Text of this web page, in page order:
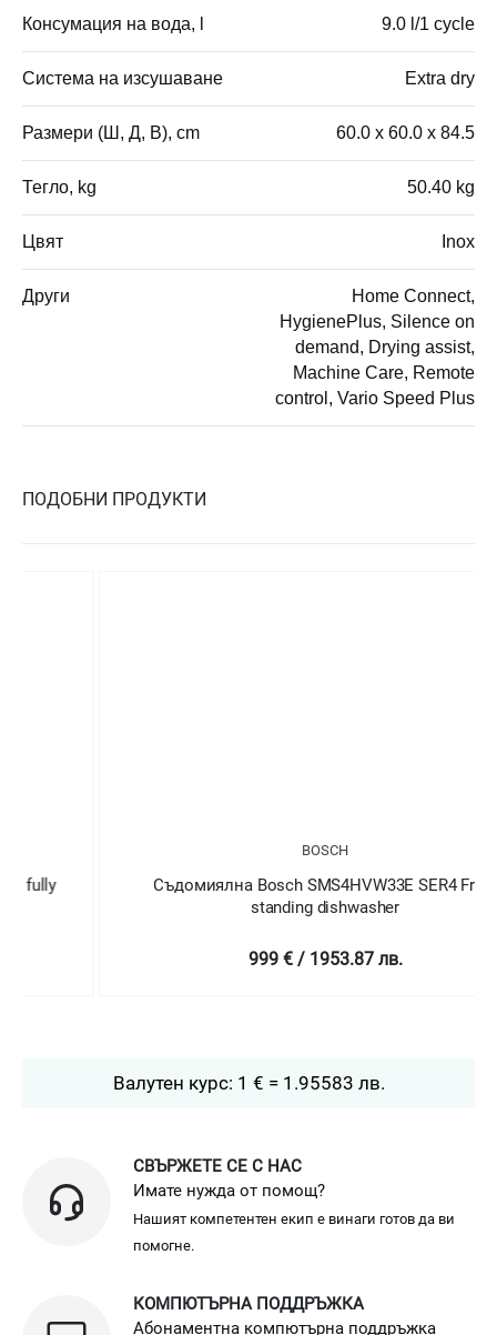
Консумация на вода, l 9.0 l/1 cycle
Система на изсушаване Extra dry
Размери (Ш, Д, В), cm 60.0 x 60.0 x 84.5
Тегло, kg 50.40 kg
Цвят Inox
Други
Home Connect,
HygienePlus, Silence on
demand, Drying assist,
Machine Care, Remote
control, Vario Speed Plus
ПОДОБНИ ПРОДУКТИ
Съдомиялна Bosch SMS4HVW33E SER4 Free-
standing dishwasher
999 € / 1953.87 лв.
Валутен курс: 1 € = 1.95583 лв.
СВЪРЖЕТЕ СЕ С НАС
Имате нужда от помощ?
Нашият компетентен екип е винаги готов да ви
помогне.
КОМПЮТЪРНА ПОДДРЪЖКА
Абонаментна компютърна поддръжка